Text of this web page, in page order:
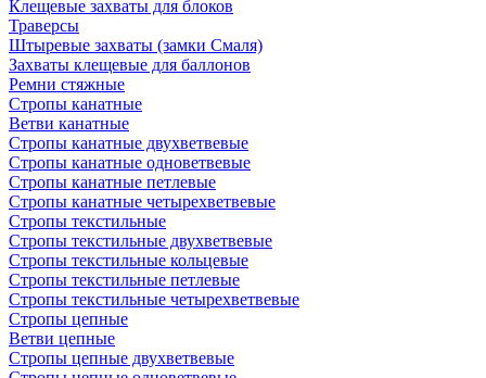
Клещевые захваты для блоков
Траверсы
Штыревые захваты (замки Смаля)
Захваты клещевые для баллонов
Ремни стяжные
Стропы канатные
Ветви канатные
Стропы канатные двухветвевые
Стропы канатные одноветвевые
Стропы канатные петлевые
Стропы канатные четырехветвевые
Стропы текстильные
Стропы текстильные двухветвевые
Стропы текстильные кольцевые
Стропы текстильные петлевые
Стропы текстильные четырехветвевые
Стропы цепные
Ветви цепные
Стропы цепные двухветвевые